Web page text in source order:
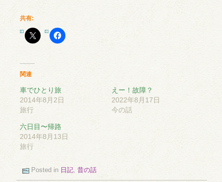
共有:
関連
車でひとり旅
2014年8月2日
旅行
えー！故障？
2022年8月17日
今の話
六日目〜帰路
2014年8月13日
旅行
Posted in 日記, 昔の話